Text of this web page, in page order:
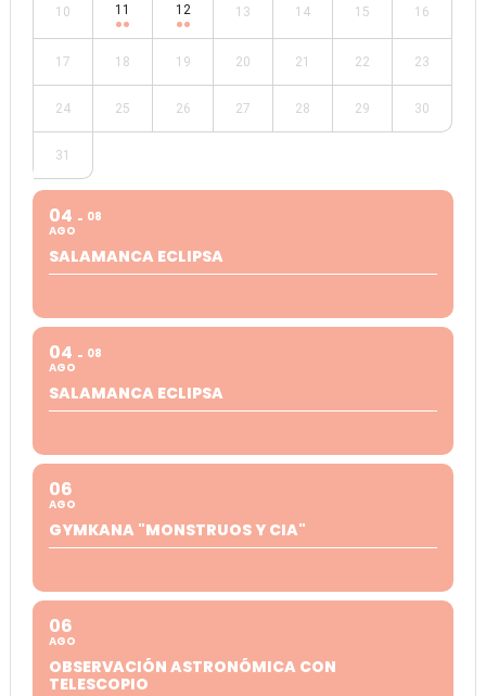
10 11 12 13 14 15 16
17 18 19 20 21 22 23
24 25 26 27 28 29 30
31
04
AGO
08
SALAMANCA ECLIPSA
04
AGO
08
SALAMANCA ECLIPSA
06
AGO
GYMKANA "MONSTRUOS Y CIA"
06
AGO
OBSERVACIÓN ASTRONÓMICA CON
TELESCOPIO